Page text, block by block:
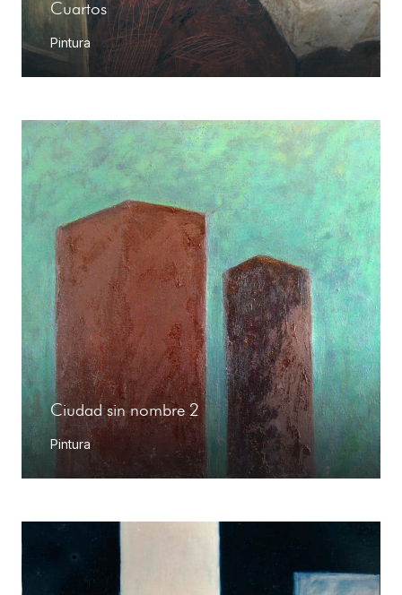
Cuartos
Pintura
Ciudad sin nombre 2
Pintura